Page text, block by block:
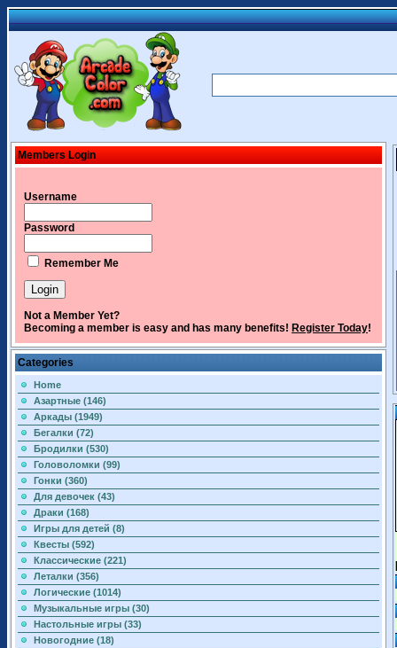
Members Login
Username
Password
Remember Me
Not a Member Yet?
Becoming a member is easy and has many benefits! Register Today!
Categories
Home
Азартные (146)
Аркады (1949)
Бегалки (72)
Бродилки (530)
Головоломки (99)
Гонки (360)
Для девочек (43)
Драки (168)
Игры для детей (8)
Квесты (592)
Классические (221)
Леталки (356)
Логические (1014)
Музыкальные игры (30)
Настольные игры (33)
Новогодние (18)